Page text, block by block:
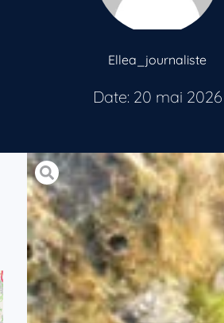
Ellea_journaliste
Date: 20 mai 2026